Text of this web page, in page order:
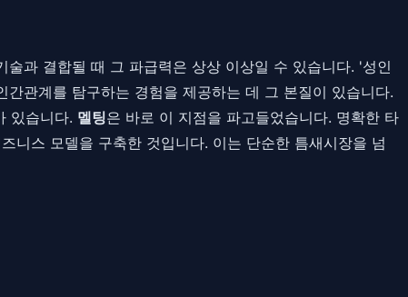
과 결합될 때 그 파급력은 상상 이상일 수 있습니다. '성인
관계를 탐구하는 경험을 제공하는 데 그 본질이 있습니다.
있습니다. 멜팅은 바로 이 지점을 파고들었습니다. 명확한 타
니스 모델을 구축한 것입니다. 이는 단순한 틈새시장을 넘